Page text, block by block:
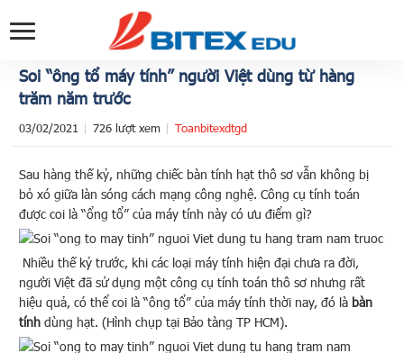
Soi “ông tổ máy tính” người Việt dùng từ hàng
trăm năm trước
03/02/2021 726 lượt xem Toanbitexdtgd
Sau hàng thế kỷ, những chiếc bàn tính hạt thô sơ vẫn không bị
bỏ xó giữa làn sóng cách mạng công nghệ. Công cụ tính toán
được coi là “ổng tổ” của máy tính này có ưu điểm gì?
Nhiều thế kỷ trước, khi các loại máy tính hiện đại chưa ra đời,
người Việt đã sử dụng một công cụ tính toán thô sơ nhưng rất
hiệu quả, có thể coi là “ông tổ” của máy tính thời nay, đó là bàn
tính dùng hạt. (Hình chụp tại Bảo tàng TP HCM).